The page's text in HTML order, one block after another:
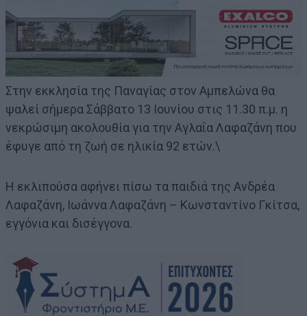
Στην εκκλησία της Παναγίας στον Αμπελώνα θα
ψαλεί σήμερα Σάββατο 13 Ιουνίου στις 11.30 π.μ. η
νεκρώσιμη ακολουθία για την Αγλαΐα Λαφαζάνη που
έφυγε από τη ζωή σε ηλικία 92 ετών.\
Η εκλιπούσα αφήνει πίσω τα παιδιά της Ανδρέα
Λαφαζάνη, Ιωάννα Λαφαζάνη – Κωνσταντίνο Γκίτσα,
εγγόνια και δισέγγονα.